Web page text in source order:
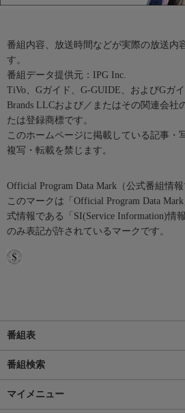
番組内容、放送時間などが実際の放送内
す。
番組データ提供元：IPG Inc.
TiVo、Gガイド、G-GUIDE、およびGガ
Brands LLCおよび／またはその関連会社
たは登録商標です。
このホームページに掲載している記事・
複写・転載を禁じます。
Official Program Data Mark（公式番組情報
このマークは「Official Program Data
式情報である「SI(Service Information)情
のみ表記が許されているマークです。
番組表
番組検索
マイメニュー